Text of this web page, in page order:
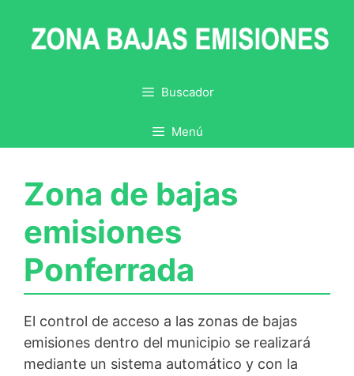
contenido
Buscador
Menú
Zona de bajas
emisiones
Ponferrada
El control de acceso a las zonas de bajas
emisiones dentro del municipio se realizará
mediante un sistema automático y con la